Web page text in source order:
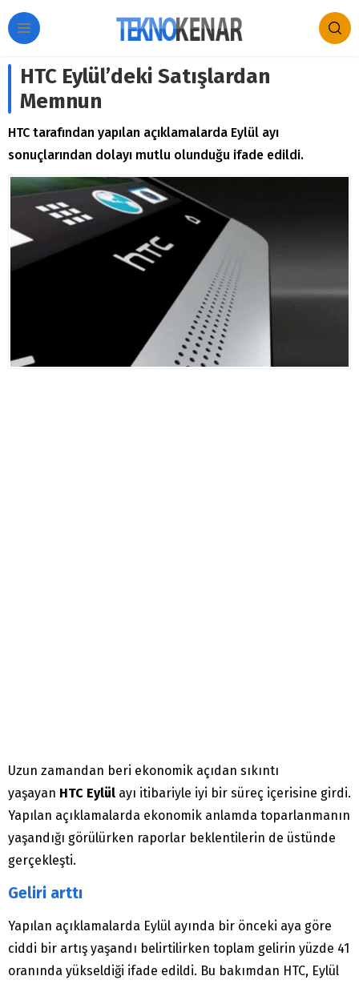
HTC Eylül’deki Satışlardan
Memnun
HTC tarafından yapılan açıklamalarda Eylül ayı
sonuçlarından dolayı mutlu olunduğu ifade edildi.
Uzun zamandan beri ekonomik açıdan sıkıntı
yaşayan HTC Eylül ayı itibariyle iyi bir süreç içerisine girdi.
Yapılan açıklamalarda ekonomik anlamda toparlanmanın
yaşandığı görülürken raporlar beklentilerin de üstünde
gerçekleşti.
Geliri arttı
Yapılan açıklamalarda Eylül ayında bir önceki aya göre
ciddi bir artış yaşandı belirtilirken toplam gelirin yüzde 41
oranında yükseldiği ifade edildi. Bu bakımdan HTC, Eylül